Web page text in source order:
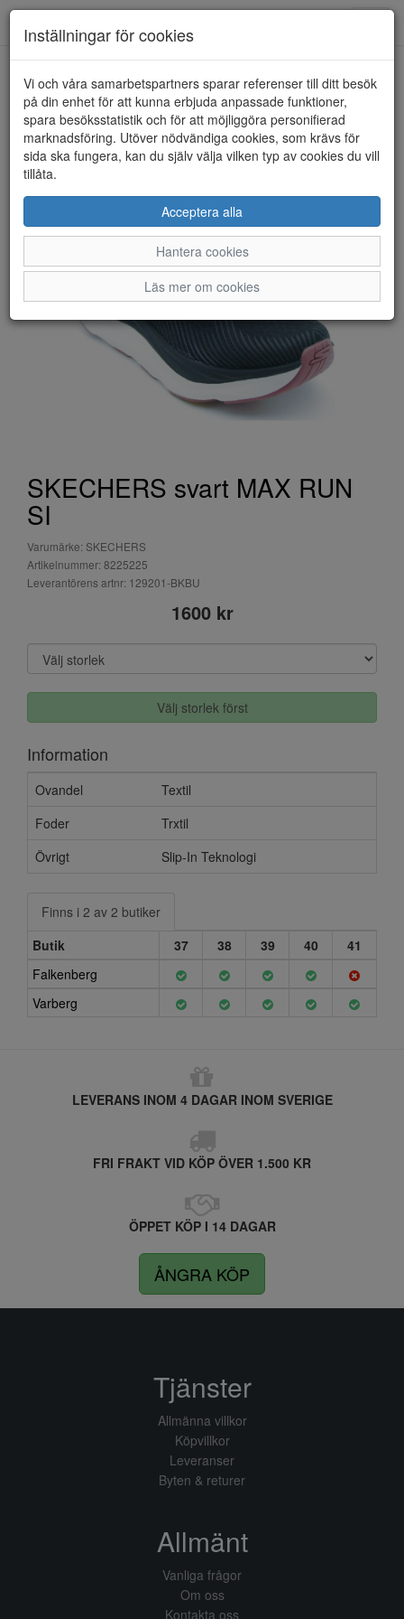
HEM SKECHERS
SKECHERS svart MAX RUN
SI
Varumärke: SKECHERS
Artikelnummer: 8225225
Leverantörens artnr: 129201-BKBU
1600 kr
Välj storlek först
Information
Ovandel
Textil
Foder
Trxtil
Övrigt
Slip-In Teknologi
Finns i 2 av 2 butiker
Butik
37 38 39 40
41
Falkenberg
Varberg
LEVERANS INOM 4 DAGAR INOM SVERIGE
FRI FRAKT VID KÖP ÖVER 1.500 KR
ÖPPET KÖP I 14 DAGAR
ÅNGRA KÖP
Inställningar för cookies
Vi och våra samarbetspartners sparar referenser till ditt besök
på din enhet för att kunna erbjuda anpassade funktioner,
spara besöksstatistik och för att möjliggöra personifierad
marknadsföring. Utöver nödvändiga cookies, som krävs för
sida ska fungera, kan du själv välja vilken typ av cookies du vill
tillåta.
Acceptera alla
Hantera cookies
Läs mer om cookies
Tjänster
Allmänna villkor
Köpvillkor
Leveranser
Byten & returer
Allmänt
Vanliga frågor
Om oss
Kontakta oss